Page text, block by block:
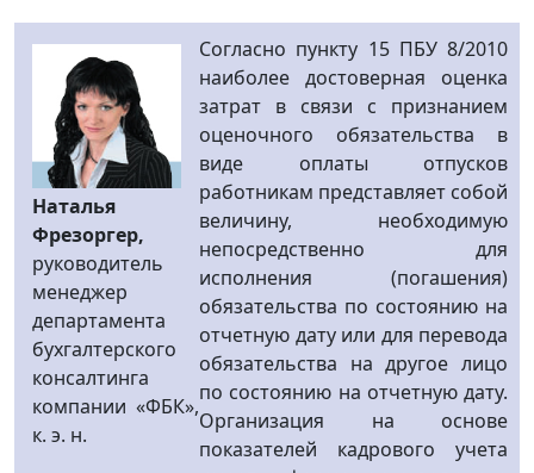
Наталья
Фрезоргер,
руководитель
менеджер
департамента
бухгалтерского
консалтинга
компании «ФБК»,
к. э. н.
Согласно пункту 15 ПБУ 8/2010
наиболее достоверная оценка
затрат в связи с признанием
оценочного обязательства в
виде оплаты отпусков
работникам представляет собой
величину, необходимую
непосредственно для
исполнения (погашения)
обязательства по состоянию на
отчетную дату или для перевода
обязательства на другое лицо
по состоянию на отчетную дату.
Организация на основе
показателей кадрового учета